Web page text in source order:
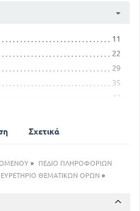
11
22
29
35
43
Σχετικά
»
ΠΕΔΙΟ ΠΛΗΡΟΦΟΡΙΩΝ
ΕΥΡΕΤΗΡΙΟ ΘΕΜΑΤΙΚΩΝ ΟΡΩΝ »